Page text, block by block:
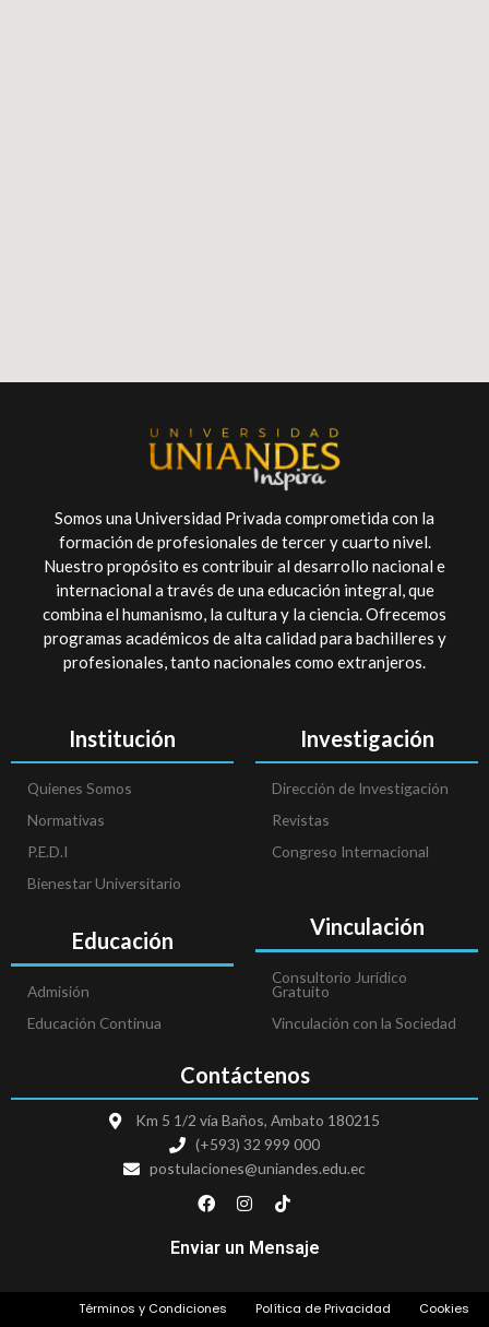
Somos una Universidad Privada comprometida con la
formación de profesionales de tercer y cuarto nivel.
Nuestro propósito es contribuir al desarrollo nacional e
internacional a través de una educación integral, que
combina el humanismo, la cultura y la ciencia. Ofrecemos
programas académicos de alta calidad para bachilleres y
profesionales, tanto nacionales como extranjeros.
Institución
Quienes Somos
Normativas
P.E.D.I
Bienestar Universitario
Educación
Admisión
Educación Continua
Investigación
Dirección de Investigación
Revistas
Congreso Internacional
Vinculación
Consultorio Jurídico
Gratuito
Vinculación con la Sociedad
Contáctenos
Km 5 1/2 vía Baños, Ambato 180215
(+593) 32 999 000
postulaciones@uniandes.edu.ec
F
a
e
o
k
I
n
t
r
T
i
t
Enviar un Mensaje
Términos y Condiciones Política de Privacidad Cookies